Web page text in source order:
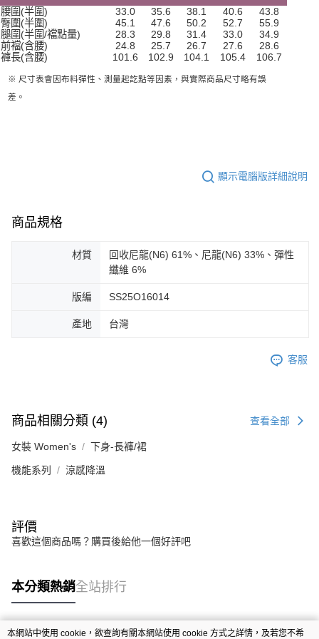
腰圍(半圍)
33.0 35.6 38.1 40.6
43.8
臀圍(半圍)
45.1 47.6 50.2 52.7
55.9
腿圍(半圍/襠點量)
28.3 29.8 31.4 33.0
34.9
前襠(含腰)
24.8 25.7 26.7 27.6
28.6
褲長(含腰)
101.6 102.9 104.1 105.4 106.7
※ 尺寸表會因布料彈性、測量起訖點等因素，與實際商品尺寸略有誤
差。
顯示電腦版詳細說明
商品規格
材質
回收尼龍(N6) 61%、尼龍(N6) 33%、彈性
纖維 6%
版編 SS25O16014
產地 台灣
客服
商品相關分類 (4) 查看全部
女裝 Women's 下身-長褲/裙
機能系列 涼感降溫
評價
喜歡這個商品嗎？購買後給他一個好評吧
本分類熱銷全站排行
本網站中使用 cookie，欲查詢有關本網站使用 cookie 方式之詳情，及若您不希